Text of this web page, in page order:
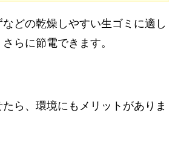
どの乾燥しやすい生ゴミに適し
らに節電できます。
ら、環境にもメリットがありま